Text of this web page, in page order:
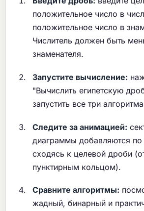
положительное число в
положительное число в
Числитель должен быть
знаменателя.
Запустите вычисление:
"Вычислить египетскую
запустить все три
Следите за анимацией:
диаграммы добавляются
сходясь к целевой дроби
пунктирным кольцом).
Сравните алгоритмы:
жадный, бинарный и